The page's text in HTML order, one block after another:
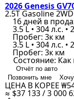
2026 Genesis
2.5T Gasoline 2WD
16 дней в
3.5 L • 304 л.с. •
Пробег: 3к км
3.5 L • 304 л.с. •
Пробег: 3к км
Состояние: Как
Отчёт по авто
Позвонить мне
ЦЕНА В КОРЕЕ
≈ $37 133 / 3 000